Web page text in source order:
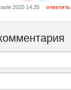
2025 14:25 ответить